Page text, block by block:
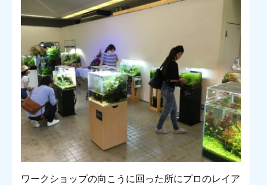
ワークショップの向こうに回った所にプロのレイア